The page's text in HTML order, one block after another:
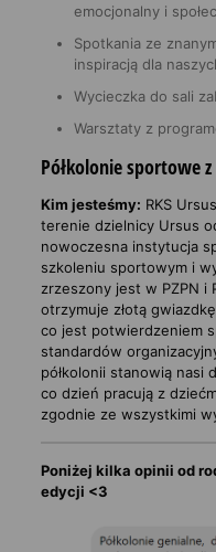
emocjonalny i
Spotkania ze
inspiracją dla
Wycieczka do sali
Warsztaty z
Półkolonie sportowe z
Kim jesteśmy: RKS
terenie dzielnicy Ursus
nowoczesna instytucja
szkoleniu sportowym i
zrzeszony jest w PZPN i
otrzymuje złotą
co jest potwierdzeniem
standardów
półkolonii stanowią nasi
co dzień pracują z
zgodnie ze wszystkimi
Poniżej kilka opinii od
edycji <3